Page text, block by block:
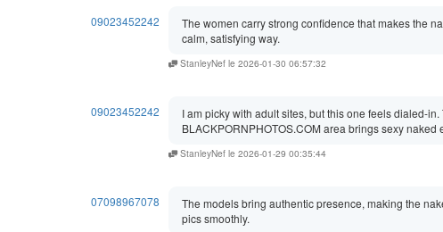
09023452242
The women carry strong confidence that makes the
calm, satisfying way.
StanleyNef le 2026-01-30 06:57:32
09023452242
I am picky with adult sites, but this one feels dialed-
BLACKPORNPHOTOS.COM area brings sexy
StanleyNef le 2026-01-29 00:35:44
07098967078
The models bring authentic presence, making the
pics smoothly.